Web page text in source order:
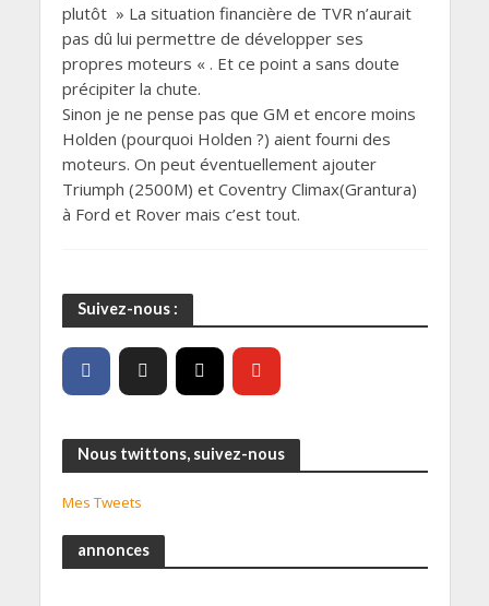
plutôt » La situation financière de TVR n’aurait
pas dû lui permettre de développer ses
propres moteurs « . Et ce point a sans doute
précipiter la chute.
Sinon je ne pense pas que GM et encore moins
Holden (pourquoi Holden ?) aient fourni des
moteurs. On peut éventuellement ajouter
Triumph (2500M) et Coventry Climax(Grantura)
à Ford et Rover mais c’est tout.
Suivez-nous :
Nous twittons, suivez-nous
Mes Tweets
annonces